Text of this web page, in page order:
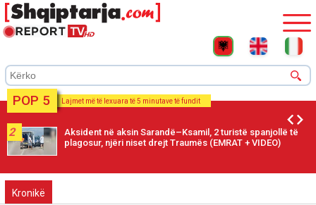
POP 5 Lajmet më të lexuara të 5 minutave të fundit
2
Aksident në aksin Sarandë–Ksamil, 2 turistë spanjollë të
plagosur, njëri niset drejt Traumës (EMRAT + VIDEO)
Kronikë